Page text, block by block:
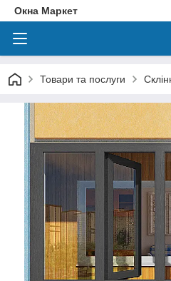
Окна Маркет
Товари та послуги